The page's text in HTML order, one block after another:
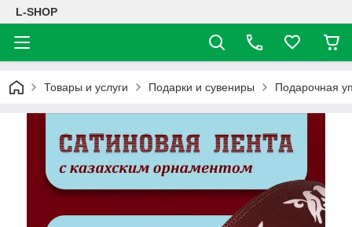
L-SHOP
Товары и услуги Подарки и сувениры Подарочная